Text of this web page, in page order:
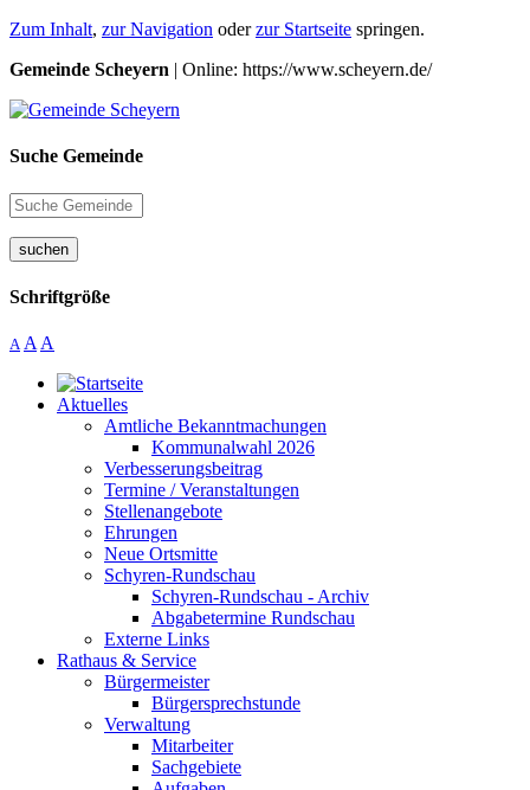
Zum Inhalt, zur Navigation oderzur Startseite springen.
Gemeinde Scheyern | Online: https://www.scheyern.de/
Suche Gemeinde
suchen
Schriftgröße
A A A
Aktuelles
Amtliche Bekanntmachungen
Kommunalwahl 2026
Verbesserungsbeitrag
Termine / Veranstaltungen
Stellenangebote
Ehrungen
Neue Ortsmitte
Schyren-Rundschau
Schyren-Rundschau - Archiv
Abgabetermine Rundschau
Externe Links
Rathaus & Service
Bürgermeister
Bürgersprechstunde
Verwaltung
Mitarbeiter
Sachgebiete